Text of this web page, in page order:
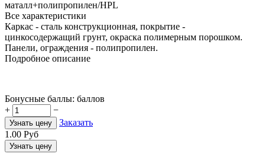
маталл+полипропилен/HPL
Все характеристики
Каркас - сталь конструкционная, покрытие -
цинкосодержащий грунт, окраска полимерным порошком.
Панели, ограждения - полипропилен.
Подробное описание
Бонусные баллы: баллов
+
−
Узнать цену
Заказать
1.00 Руб
Узнать цену